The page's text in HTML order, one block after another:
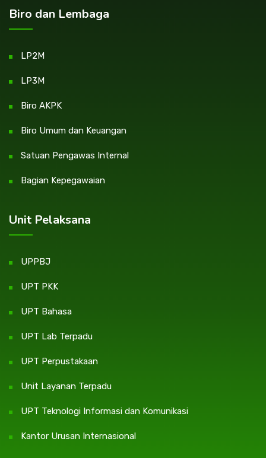
Biro dan Lembaga
LP2M
LP3M
Biro AKPK
Biro Umum dan Keuangan
Satuan Pengawas Internal
Bagian Kepegawaian
Unit Pelaksana
UPPBJ
UPT PKK
UPT Bahasa
UPT Lab Terpadu
UPT Perpustakaan
Unit Layanan Terpadu
UPT Teknologi Informasi dan Komunikasi
Kantor Urusan Internasional